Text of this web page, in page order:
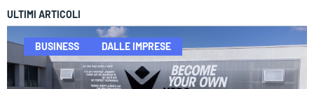
ULTIMI ARTICOLI
BUSINESS DALLE IMPRESE